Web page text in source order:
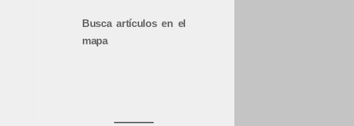
Busca artículos en el
mapa